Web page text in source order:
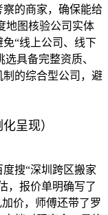
的商家，确保能给
地图核验公司实体
“线上公司、线下
具备完整资质、
的综合型公司，避
呈现）
搜“深圳跨区搬家
，报价单明确写了
价，师傅还带了罗